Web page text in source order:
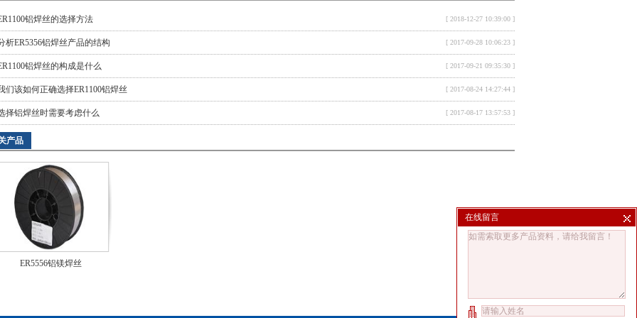
铝焊丝的选择方法 [ 2018-12-27 10:39:00 ]
析ER5356铝焊丝产品的结构 [ 2017-09-28 10:06:23 ]
铝焊丝的构成是什么 [ 2017-09-21 09:35:30 ]
们该如何正确选择ER1100铝焊丝 [ 2017-08-24 14:27:44 ]
择铝焊丝时需要考虑什么 [ 2017-08-17 13:57:53 ]
产品
ER5556铝镁焊丝
在线留言